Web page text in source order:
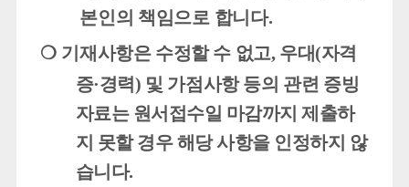
본인의 책임으로 합니다.
❍ 기재사항은 수정할 수 없고, 우대(자격
증·경력) 및 가점사항 등의 관련 증빙
자료는 원서접수일 마감까지 제출하
지 못할 경우 해당 사항을 인정하지 않
습니다.